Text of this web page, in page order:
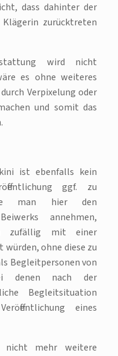
dass dahinter der
zurücktreten
wird nicht
es ohne weiteres
Verpixelung oder
und somit das
ist ebenfalls kein
ggf. zu
man hier den
annehmen,
zufällig mit einer
ohne diese zu
Begleitpersonen von
denen nach der
Begleitsituation
eines
mehr weitere